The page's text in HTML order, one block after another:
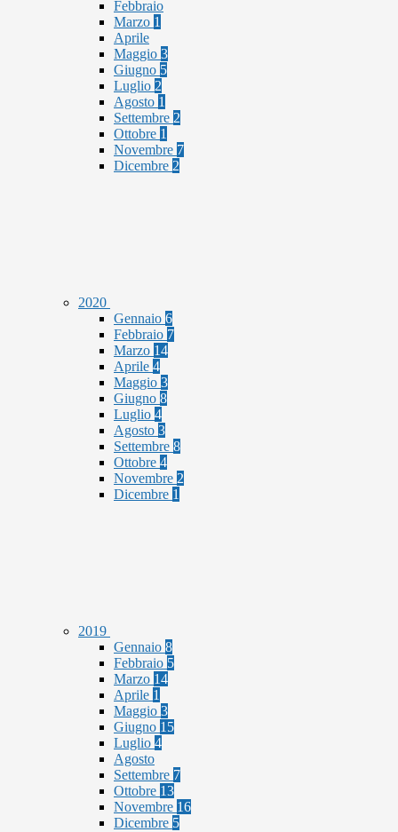
Febbraio
Marzo 1
Aprile
Maggio 3
Giugno 5
Luglio 2
Agosto 1
Settembre 2
Ottobre 1
Novembre 7
Dicembre 2
2020
Gennaio 6
Febbraio 7
Marzo 14
Aprile 4
Maggio 3
Giugno 8
Luglio 4
Agosto 3
Settembre 8
Ottobre 4
Novembre 2
Dicembre 1
2019
Gennaio 8
Febbraio 5
Marzo 14
Aprile 1
Maggio 3
Giugno 15
Luglio 4
Agosto
Settembre 7
Ottobre 13
Novembre 16
Dicembre 5